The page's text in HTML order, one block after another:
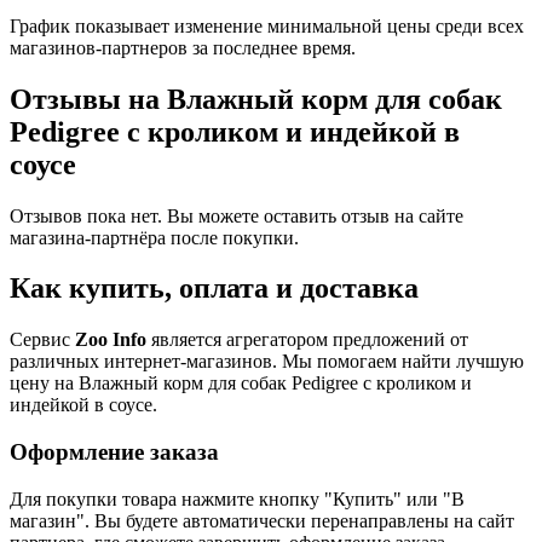
График показывает изменение минимальной цены среди всех
магазинов-партнеров за последнее время.
Отзывы на Влажный корм для собак
Pedigree с кроликом и индейкой в
соусе
Отзывов пока нет. Вы можете оставить отзыв на сайте
магазина-партнёра после покупки.
Как купить, оплата и доставка
Сервис Zoo Info является агрегатором предложений от
различных интернет-магазинов. Мы помогаем найти лучшую
цену на Влажный корм для собак Pedigree с кроликом и
индейкой в соусе.
Оформление заказа
Для покупки товара нажмите кнопку "Купить" или "В
магазин". Вы будете автоматически перенаправлены на сайт